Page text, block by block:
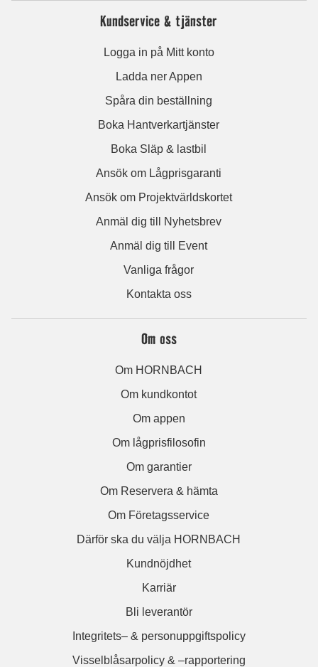
Kundservice & tjänster
Logga in på Mitt konto
Ladda ner Appen
Spåra din beställning
Boka Hantverkartjänster
Boka Släp & lastbil
Ansök om Lågprisgaranti
Ansök om Projektvärldskortet
Anmäl dig till Nyhetsbrev
Anmäl dig till Event
Vanliga frågor
Kontakta oss
Om oss
Om HORNBACH
Om kundkontot
Om appen
Om lågprisfilosofin
Om garantier
Om Reservera & hämta
Om Företagsservice
Därför ska du välja HORNBACH
Kundnöjdhet
Karriär
Bli leverantör
Integritets– & personuppgiftspolicy
Visselblåsarpolicy & –rapportering